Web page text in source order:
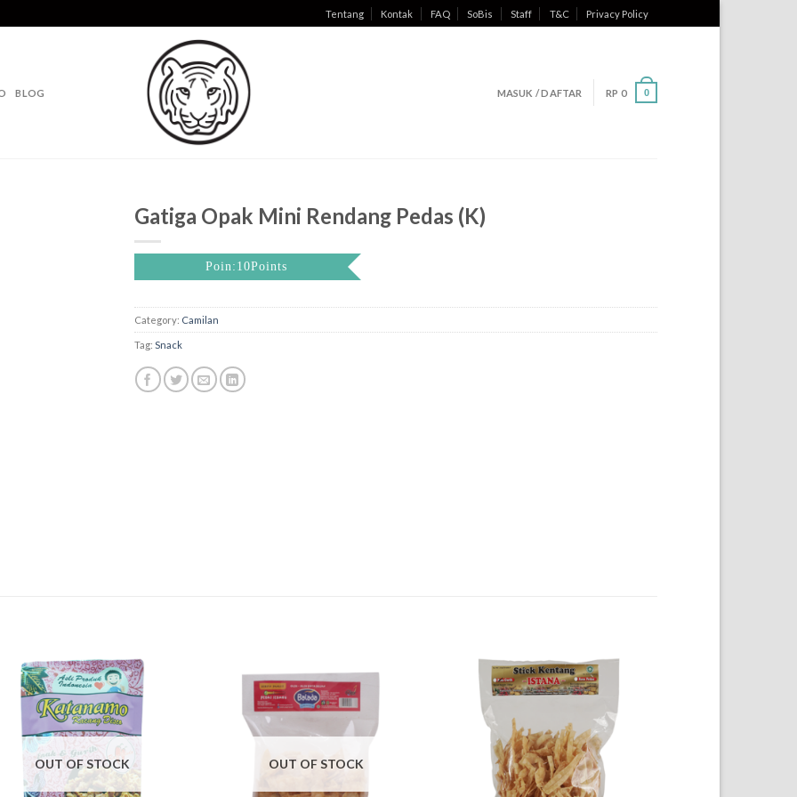
Tentang Kontak FAQ SoBis Staff T&C Privacy Policy
BLOG MASUK / DAFTAR RP 0 0
Gatiga Opak Mini Rendang Pedas (K)
Poin:10Points
Category: Camilan
Tag: Snack
OUT OF STOCK OUT OF STOCK